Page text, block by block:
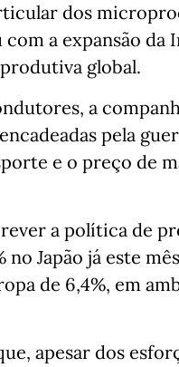
dos
a expansão
global.
a
pela
e o preço de
a política de
Japão já este
de 6,4%, em
apesar dos